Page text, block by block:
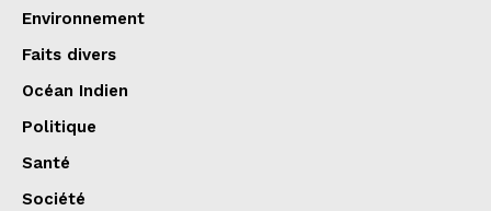
Environnement
Faits divers
Océan Indien
Politique
Santé
Société